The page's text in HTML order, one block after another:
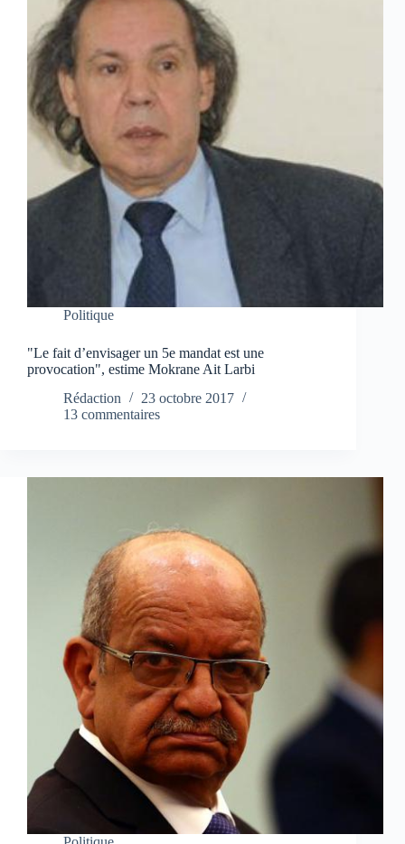
Politique
"Le fait d’envisager un 5e mandat est une
provocation", estime Mokrane Ait Larbi
Rédaction
23 octobre 2017
13 commentaires